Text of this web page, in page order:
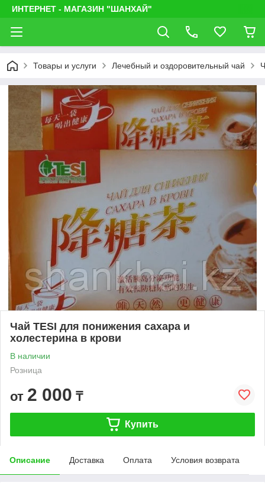
ИНТЕРНЕТ - МАГАЗИН "ШАНХАЙ"
Товары и услуги Лечебный и оздоровительный чай
Чай TESI для понижения сахара и
холестерина в крови
В наличии
Розница
от 2 000 ₸
Купить
Описание Доставка Оплата Условия возврата